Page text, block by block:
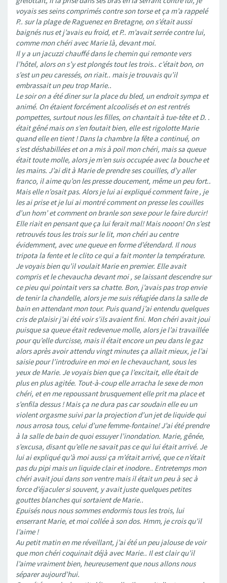
voyais ses seins comprimés contre son torse et ça m’a rappelé
P.. sur la plage de Raguenez en Bretagne, on s’était aussi
baignés nus et j’avais eu froid, et P.. m’avait serrée contre lui,
comme mon chéri avec Marie là, devant moi.
Il y a un jacuzzi chauffé dans le chemin qui remonte vers
l’hôtel, alors on s’y est plongés tout les trois.. c’était bon, on
s’est un peu caressés, on riait.. mais je trouvais qu’il
embrassait un peu trop Marie..
Le soir on a été diner sur la place du bled, un endroit sympa et
animé. On étaient forcément alcoolisés et on est rentrés
pompettes, surtout nous les filles, on chantait à tue-tête et D. .
était gêné mais on s’en foutait bien, elle est rigolotte Marie
quand elle en tient ! Dans la chambre la fête a continué, on
s’est déshabillées et on a mis à poil mon chéri, mais sa queue
était toute molle, alors je m’en suis occupée avec la bouche et
les mains. J’ai dit à Marie de prendre ses couilles, d’y aller
franco, il aime qu’on les presse doucement, même un peu fort..
Mais elle n’osait pas. Alors je lui ai expliqué comment faire , je
les ai prise et je lui ai montré comment on presse les couilles
d’un hom’ et comment on branle son sexe pour le faire durcir!
Elle riait en pensant que ça lui ferait mal! Mais nooon! On s’est
retrouvés tous les trois sur le lit, mon chéri au centre
évidemment, avec une queue en forme d’étendard. Il nous
tripota la fente et le clito ce qui a fait monter la température.
Je voyais bien qu’il voulait Marie en premier. Elle avait
compris et le chevaucha devant moi , se laissant descendre sur
ce pieu qui pointait vers sa chatte. Bon, j’avais pas trop envie
de tenir la chandelle, alors je me suis réfugiée dans la salle de
bain en attendant mon tour. Puis quand j’ai entendu quelques
cris de plaisir j’ai été voir s’ils avaient fini. Mon chéri avait joui
puisque sa queue était redevenue molle, alors je l’ai travaillée
pour qu’elle durcisse, mais il était encore un peu dans le gaz
alors après avoir attendu vingt minutes ça allait mieux, je l’ai
saisie pour l’introduire en moi en le chevauchant, sous les
yeux de Marie. Je voyais bien que ça l’excitait, elle était de
plus en plus agitée. Tout-à-coup elle arracha le sexe de mon
chéri, et en me repoussant brusquement elle prit ma place et
s’enfila dessus ! Mais ça ne dura pas car soudain elle eu un
violent orgasme suivi par la projection d’un jet de liquide qui
nous arrosa tous, celui d’une femme-fontaine! J’ai été prendre
à la salle de bain de quoi essuyer l’inondation. Marie, gênée,
s’excusa, disant qu’elle ne savait pas ce qui lui était arrivé. Je
lui ai expliqué qu’à moi aussi ça m’était arrivé, que ce n’était
pas du pipi mais un liquide clair et inodore.. Entretemps mon
chéri avait joui dans son ventre mais il était un peu à sec à
force d’éjaculer si souvent, y avait juste quelques petites
gouttes blanches qui sortaient de Marie..
Epuisés nous nous sommes endormis tous les trois, lui
enserrant Marie, et moi collée à son dos. Hmm, je crois qu’il
l’aime !
Au petit matin en me réveillant, j’ai été un peu jalouse de voir
que mon chéri coquinait déjà avec Marie.. Il est clair qu’il
l’aime vraiment bien, heureusement que nous allons nous
séparer aujourd’hui.